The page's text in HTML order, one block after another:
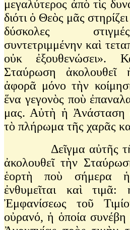
μεγαλύτερος ἀπὸ τὶς
διότι ὁ Θεὸς μᾶς
δύσκολες
συντετριμμένην καὶ
οὐκ ἐξουθενώσει».
Σταύρωση
ἀφορᾶ μόνο τὴν
ἕνα γεγονὸς ποὺ
μας. Αὐτὴ ἡ Ἀνάσταση
τὸ πλήρωμα τῆς χαρᾶς
Δεῖγμα αὐτῆς τῆς
ἀκολουθεῖ τὴν
ἑορτὴ ποὺ σήμερα
ἐνθυμεῖται καὶ
Ἐμφανίσεως τοῦ
οὐρανό, ἡ ὁποία συνέβη